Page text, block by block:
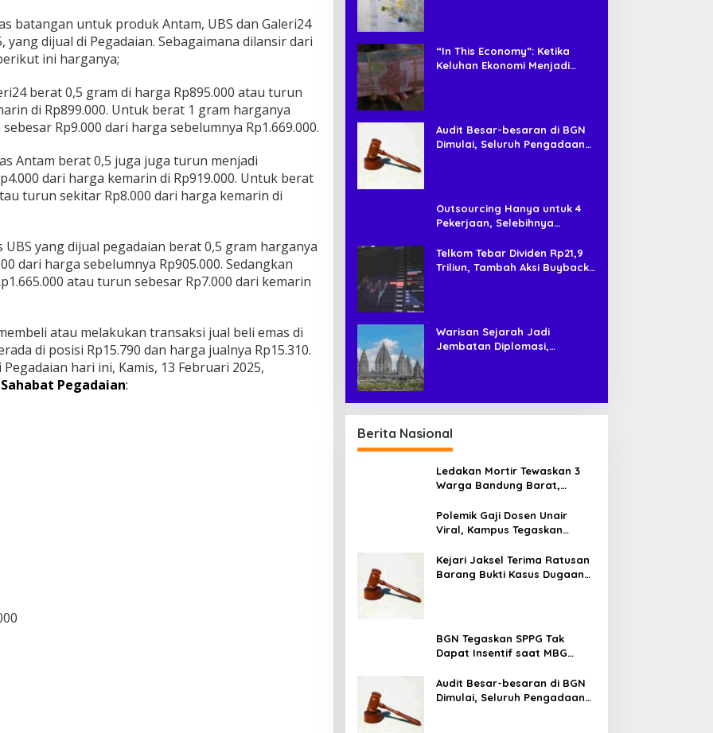
batangan untuk produk Antam, UBS dan Galeri24
yang dijual di Pegadaian. Sebagaimana dilansir dari
ini harganya;
berat 0,5 gram di harga Rp895.000 atau turun
di Rp899.000. Untuk berat 1 gram harganya
Rp9.000 dari harga sebelumnya Rp1.669.000.
Antam berat 0,5 juga juga turun menjadi
dari harga kemarin di Rp919.000. Untuk berat
turun sekitar Rp8.000 dari harga kemarin di
yang dijual pegadaian berat 0,5 gram harganya
dari harga sebelumnya Rp905.000. Sedangkan
atau turun sebesar Rp7.000 dari kemarin
atau melakukan transaksi jual beli emas di
di posisi Rp15.790 dan harga jualnya Rp15.310.
hari ini, Kamis, 13 Februari 2025,
Sahabat Pegadaian:
“In This Economy”: Ketika
Keluhan Ekonomi Menjadi
Audit Besar-besaran di BGN
Dimulai, Seluruh Pengadaan
Outsourcing Hanya untuk 4
Pekerjaan, Selebihnya
Telkom Tebar Dividen Rp21,9
Triliun, Tambah Aksi Buyback
Warisan Sejarah Jadi
Jembatan Diplomasi,
Berita Nasional
Ledakan Mortir Tewaskan 3
Warga Bandung Barat,
Amunisi Bekas
Polemik Gaji Dosen Unair
Viral, Kampus Tegaskan
Pokok
Kejari Jaksel Terima Ratusan
Barang Bukti Kasus Dugaan
BGN Tegaskan SPPG Tak
Dapat Insentif saat MBG
Audit Besar-besaran di BGN
Dimulai, Seluruh Pengadaan